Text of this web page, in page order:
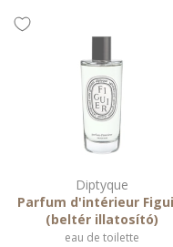
Diptyque
Parfum d'intérieur
(beltér illatosító)
eau de toilette